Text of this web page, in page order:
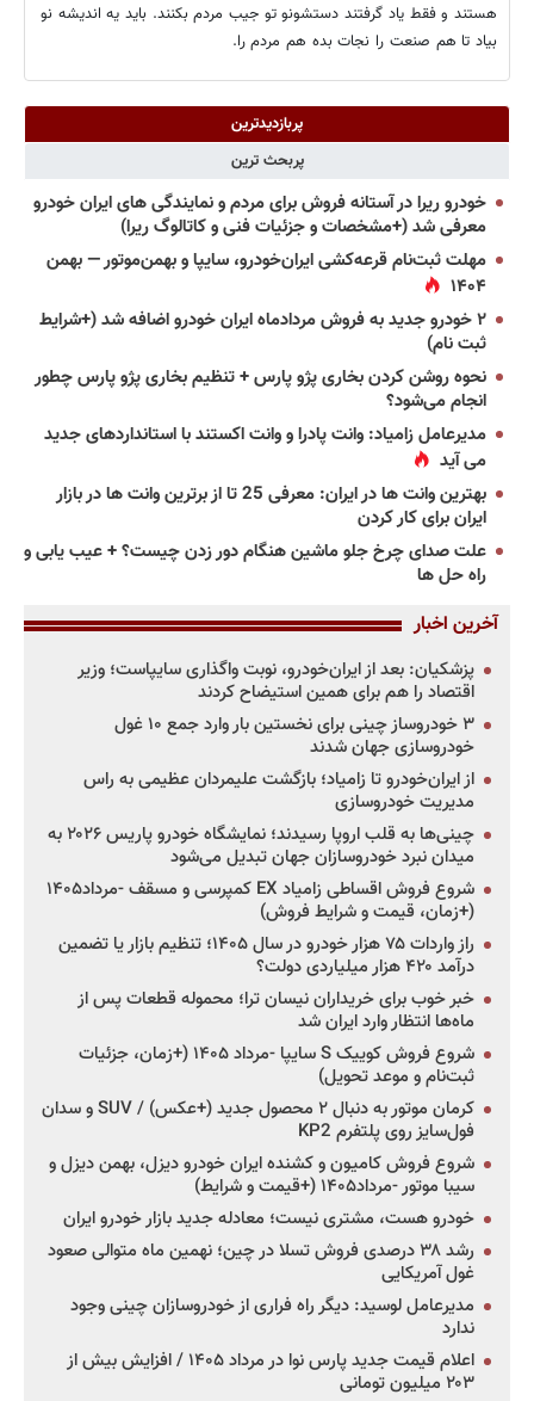
هستند و فقط یاد گرفتند دستشونو تو جیب مردم بکنند. باید یه اندیشه نو
بیاد تا هم صنعت را نجات بده هم مردم را.
پربازدیدترین
پربحث ترین
خودرو ریرا در آستانه فروش برای مردم و نمایندگی های ایران خودرو
معرفی شد (+مشخصات و جزئیات فنی و کاتالوگ ریرا)
مهلت ثبت‌نام قرعه‌کشی ایران‌خودرو، سایپا و بهمن‌موتور — بهمن
۱۴۰۴
۲ خودرو جدید به فروش مردادماه ایران خودرو اضافه شد (+شرایط
ثبت نام)
نحوه روشن کردن بخاری پژو پارس + تنظیم بخاری پژو پارس چطور
انجام می‌شود؟
مدیرعامل زامیاد: وانت پادرا و وانت اکستند با استانداردهای جدید
می آید
بهترین وانت ها در ایران: معرفی 25 تا از برترین وانت ها در بازار
ایران برای کار کردن
علت صدای چرخ جلو ماشین هنگام دور زدن چیست؟ + عیب یابی و
راه حل ها
آخرین اخبار
پزشکیان: بعد از ایران‌خودرو، نوبت واگذاری سایپاست؛ وزیر
اقتصاد را هم برای همین استیضاح کردند
۳ خودروساز چینی برای نخستین بار وارد جمع ۱۰ غول
خودروسازی جهان شدند
از ایران‌خودرو تا زامیاد؛ بازگشت علیمردان عظیمی به راس
مدیریت خودروسازی
چینی‌ها به قلب اروپا رسیدند؛ نمایشگاه خودرو پاریس ۲۰۲۶ به
میدان نبرد خودروسازان جهان تبدیل می‌شود
شروع فروش اقساطی زامیاد EX کمپرسی و مسقف -مرداد۱۴۰۵
(+زمان، قیمت و شرایط فروش)
راز واردات ۷۵ هزار خودرو در سال ۱۴۰۵؛ تنظیم بازار یا تضمین
درآمد ۴۲۰ هزار میلیاردی دولت؟
خبر خوب برای خریداران نیسان ترا؛ محموله قطعات پس از
ماه‌ها انتظار وارد ایران شد
شروع فروش کوییک S سایپا -مرداد ۱۴۰۵ (+زمان، جزئیات
ثبت‌نام و موعد تحویل)
کرمان موتور به دنبال ۲ محصول جدید (+عکس) / SUV و سدان
فول‌سایز روی پلتفرم KP2
شروع فروش کامیون و کشنده ایران خودرو دیزل، بهمن دیزل و
سیبا موتور -مرداد۱۴۰۵ (+قیمت و شرایط)
خودرو هست، مشتری نیست؛ معادله جدید بازار خودرو ایران
رشد ۳۸ درصدی فروش تسلا در چین؛ نهمین ماه متوالی صعود
غول آمریکایی
مدیرعامل لوسید: دیگر راه فراری از خودروسازان چینی وجود
ندارد
اعلام قیمت جدید پارس نوا در مرداد ۱۴۰۵ / افزایش بیش از
۲۰۳ میلیون تومانی